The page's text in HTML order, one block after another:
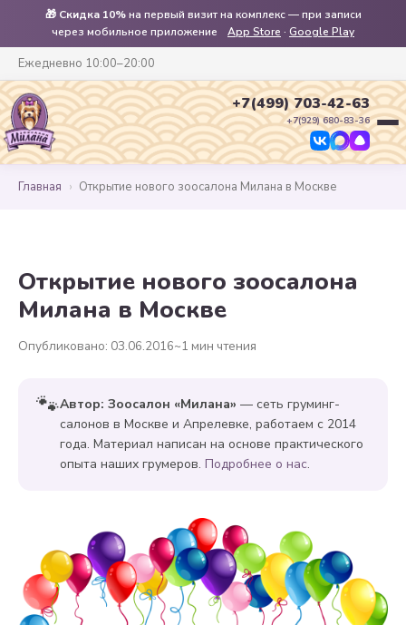
🎁 Скидка 10%на первый визит на комплекс — при записи
через мобильное приложение
App Store · Google Play
Ежедневно 10:00–20:00
+7(499) 703-42-63
+7(929) 680-83-36
Главная › Открытие нового зоосалона Милана в Москве
Открытие нового зоосалона
Милана в Москве
Опубликовано: 03.06.2016~1 мин чтения
🐾Автор: Зоосалон «Милана» — сеть груминг-
салонов в Москве и Апрелевке, работаем с 2014
года. Материал написан на основе практического
опыта наших грумеров. Подробнее о нас.